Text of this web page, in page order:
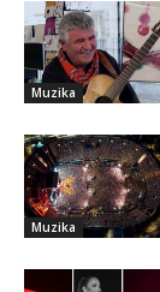
Muzika
Muzika